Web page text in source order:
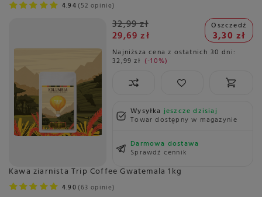
4.94 52 opinie
32,99 zł
29,69 zł
Oszczedź
3,30 zł
Najniższa cena z ostatnich 30 dni:
32,99 zł -10%
Wysyłkajeszcze dzisiaj
Towar dostępny w magazynie
Darmowa dostawa
Sprawdź cennik
Kawa ziarnista Trip Coffee Gwatemala 1kg
4.90 63 opinie